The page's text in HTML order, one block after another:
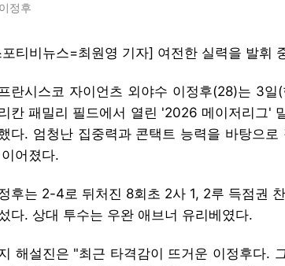
정후
포티비뉴스=최원영 기자] 여전한 실력을 발휘
란시스코 자이언츠 외야수 이정후(28)는 3
칸 패밀리 필드에서 열린 '2026 메이저리그'
다. 엄청난 집중력과 콘택트 능력을 바탕으
어졌다.
후는 2-4로 뒤처진 8회초 2사 1, 2루 득점권
다. 상대 투수는 우완 애브너 유리베였다.
해설진은 "최근 타격감이 뜨거운 이정후다.